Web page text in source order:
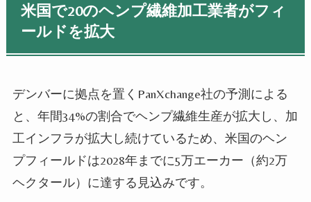
米国で20のヘンプ繊維加工業者がフィ
ールドを拡大
デンバーに拠点を置くPanXchange社の予測による
と、年間34%の割合でヘンプ繊維生産が拡大し、加
工インフラが拡大し続けているため、米国のヘン
プフィールドは2028年までに5万エーカー（約2万
ヘクタール）に達する見込みです。